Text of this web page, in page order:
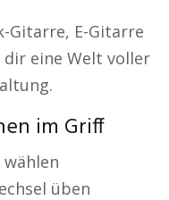
Gitarre, E-Gitarre
eine Welt voller
im Griff
üben